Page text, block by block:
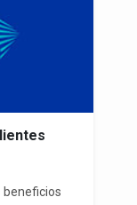
beneficios